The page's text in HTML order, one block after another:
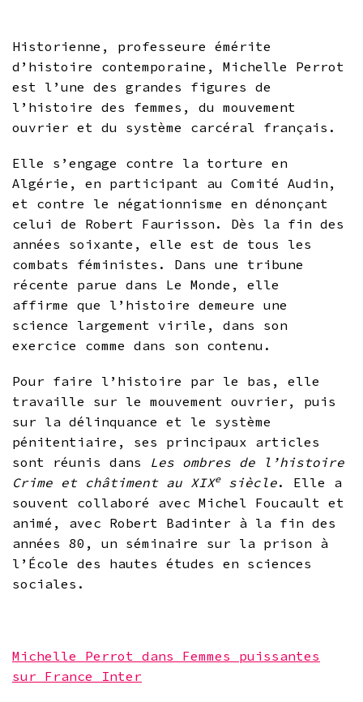
Historienne, professeure émérite
d’histoire contemporaine, Michelle Perrot
est l’une des grandes figures de
l’histoire des femmes, du mouvement
ouvrier et du système carcéral français.
Elle s’engage contre la torture en
Algérie, en participant au Comité Audin,
et contre le négationnisme en dénonçant
celui de Robert Faurisson. Dès la fin des
années soixante, elle est de tous les
combats féministes. Dans une tribune
récente parue dans Le Monde, elle
affirme que l’histoire demeure une
science largement virile, dans son
exercice comme dans son contenu.
Pour faire l’histoire par le bas, elle
travaille sur le mouvement ouvrier, puis
sur la délinquance et le système
pénitentiaire, ses principaux articles
sont réunis dans Les ombres de l’histoire
Crime et châtiment au XIXesiècle. Elle a
souvent collaboré avec Michel Foucault et
animé, avec Robert Badinter à la fin des
années 80, un séminaire sur la prison à
l’École des hautes études en sciences
sociales.
Michelle Perrot dans Femmes puissantes
sur France Inter